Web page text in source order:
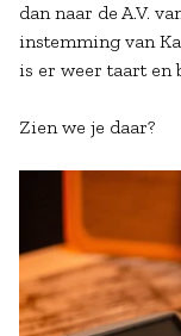
dan naar de A.V.
instemming van
is er weer taart en
Zien we je daar?